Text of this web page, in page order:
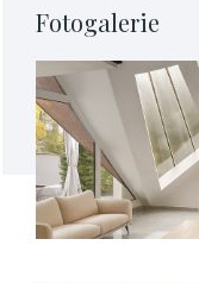
Fotogalerie